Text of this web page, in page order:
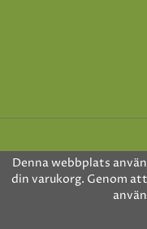
Drift &
Denna webbplats
din varukorg. Genom